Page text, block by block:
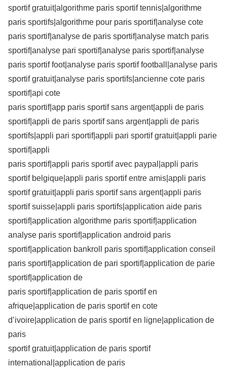
sportif gratuit|algorithme paris sportif tennis|algorithme
paris sportifs|algorithme pour paris sportif|analyse cote
paris sportif|analyse de paris sportif|analyse match paris
sportif|analyse pari sportif|analyse paris sportif|analyse
paris sportif foot|analyse paris sportif football|analyse paris
sportif gratuit|analyse paris sportifs|ancienne cote paris
sportif|api cote
paris sportif|app paris sportif sans argent|appli de paris
sportif|appli de paris sportif sans argent|appli de paris
sportifs|appli pari sportif|appli pari sportif gratuit|appli parie
sportif|appli
paris sportif|appli paris sportif avec paypal|appli paris
sportif belgique|appli paris sportif entre amis|appli paris
sportif gratuit|appli paris sportif sans argent|appli paris
sportif suisse|appli paris sportifs|application aide paris
sportif|application algorithme paris sportif|application
analyse paris sportif|application android paris
sportif|application bankroll paris sportif|application conseil
paris sportif|application de pari sportif|application de parie
sportif|application de
paris sportif|application de paris sportif en
afrique|application de paris sportif en cote
d’ivoire|application de paris sportif en ligne|application de
paris
sportif gratuit|application de paris sportif
international|application de paris